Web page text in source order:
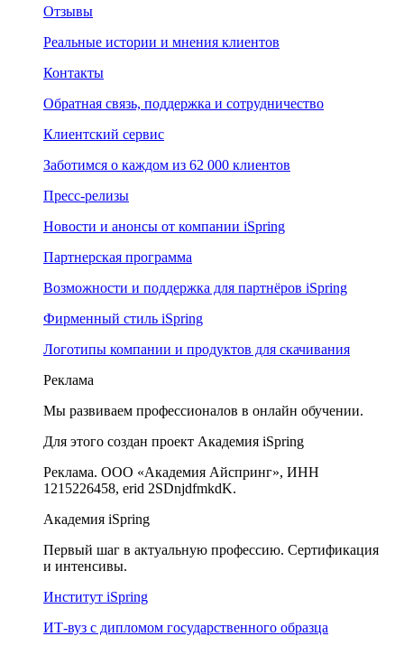
Отзывы
Реальные истории и мнения клиентов
Контакты
Обратная связь, поддержка и сотрудничество
Клиентский сервис
Заботимся о каждом из 62 000 клиентов
Пресс-релизы
Новости и анонсы от компании iSpring
Партнерская программа
Возможности и поддержка для партнёров iSpring
Фирменный стиль iSpring
Логотипы компании и продуктов для скачивания
Реклама
Мы развиваем профессионалов в онлайн обучении.
Для этого создан проект Академия iSpring
Реклама. ООО «Академия Айспринг», ИНН
1215226458, erid 2SDnjdfmkdK.
Академия iSpring
Первый шаг в актуальную профессию. Сертификация
и интенсивы.
Институт iSpring
ИТ-вуз с дипломом государственного образца